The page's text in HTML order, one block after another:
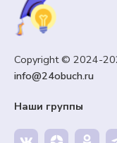
6 КЛАСС
Практическая
Copyright ©
info@24obuch.ru
Наши группы